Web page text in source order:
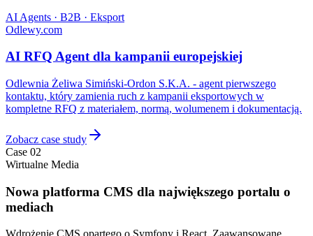
AI Agents · B2B · Eksport
Odlewy.com
AI RFQ Agent dla kampanii europejskiej
Odlewnia Żeliwa Simiński-Ordon S.K.A. - agent pierwszego
kontaktu, który zamienia ruch z kampanii eksportowych w
kompletne RFQ z materiałem, normą, wolumenem i dokumentacją.
Zobacz case study
Case 02
Wirtualne Media
Nowa platforma CMS dla największego portalu o
mediach